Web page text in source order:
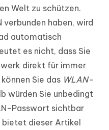
Welt zu schützen.
haben, wird
automatisch
es nicht, dass Sie
direkt für immer
Sie das WLAN-
würden Sie unbedingt
Passwort sichtbar
bietet dieser Artikel